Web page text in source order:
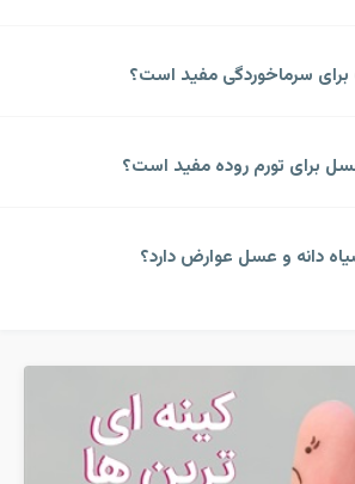
سرماخوردگی مفید است؟
برای تورم روده مفید است؟
دانه و عسل عوارض دارد؟